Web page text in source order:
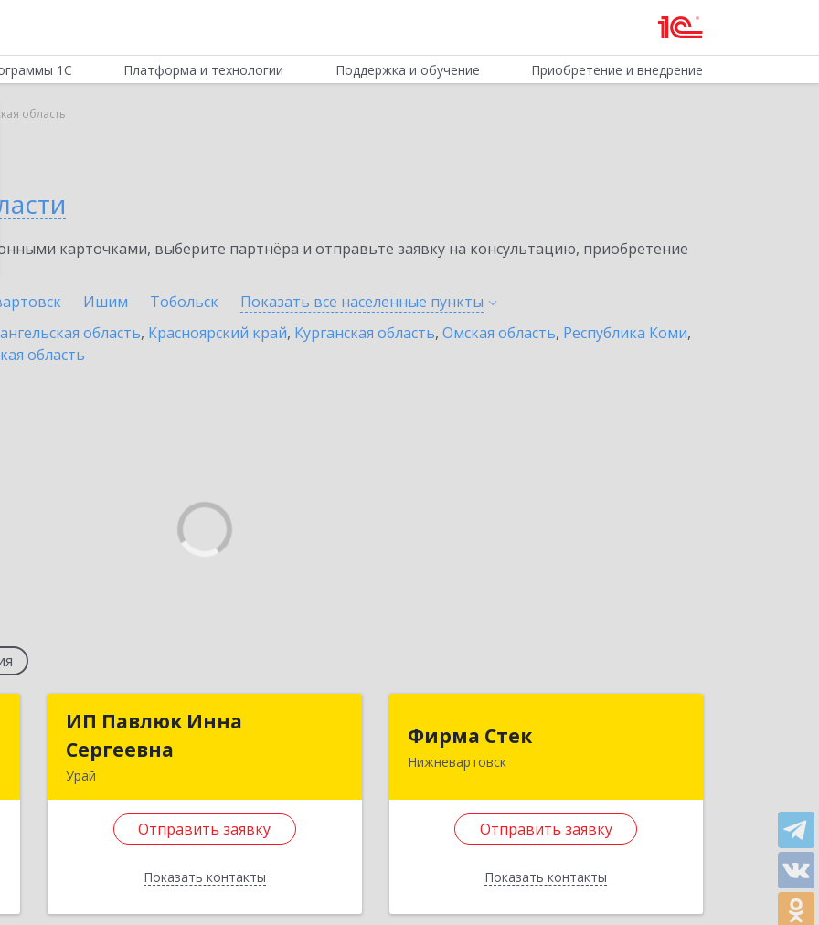
1С Платформа и технологии Поддержка и обучение Приобретение и внедрение
область
карточками, выберите партнёра и отправьте заявку на консультацию, приобретение
Ишим Тобольск Показать все населенные пункты
область, Красноярский край, Курганская область, Омская область, Республика Коми,
область
ИП Павлюк Инна
Сергеевна
Урай
Отправить заявку
Показать контакты
ИП Павлюк Инна
Автономный округ - Югра АО, Урай г,
Аэропорт мкр, дом № 29
Подробнее
Фирма Стек
Нижневартовск
Отправить заявку
Показать контакты
628602, Ханты-Мансийский
Нижневартовск г, Омская ул, дом №
54, кв.36
Подробнее
Отправить заявку